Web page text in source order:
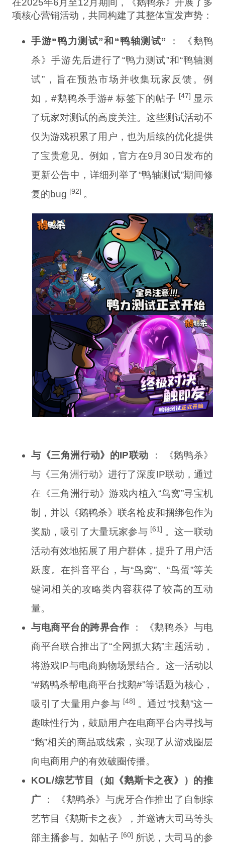
项核心营销活动，共同构建了其整体宣发声势：
手游“鸭力测试”和“鸭轴测试”
： 《鹅鸭
杀》手游先后进行了“鸭力测试”和“鸭轴测
试”，旨在预热市场并收集玩家反馈。例
如，#鹅鸭杀手游# 标签下的帖子 [47] 显示
了玩家对测试的高度关注。这些测试活动不
仅为游戏积累了用户，也为后续的优化提供
了宝贵意见。例如，官方在9月30日发布的
更新公告中，详细列举了“鸭轴测试”期间修
复的bug [92] 。
与《三角洲行动》的IP联动
： 《鹅鸭杀》
与《三角洲行动》进行了深度IP联动，通过
在《三角洲行动》游戏内植入“鸟窝”寻宝机
制，并以《鹅鸭杀》联名枪皮和捆绑包作为
奖励，吸引了大量玩家参与 [61] 。这一联动
活动有效地拓展了用户群体，提升了用户活
跃度。在抖音平台，与“鸟窝”、“鸟蛋”等关
键词相关的攻略类内容获得了较高的互动
量。
与电商平台的跨界合作
： 《鹅鸭杀》与电
商平台联合推出了“全网抓大鹅”主题活动，
将游戏IP与电商购物场景结合。这一活动以
“#鹅鸭杀帮电商平台找鹅#”等话题为核心，
吸引了大量用户参与 [48] 。通过“找鹅”这一
趣味性行为，鼓励用户在电商平台内寻找与
“鹅”相关的商品或线索，实现了从游戏圈层
向电商用户的有效破圈传播。
KOL/综艺节目（如《鹅斯卡之夜》）的推
广
： 《鹅鸭杀》与虎牙合作推出了自制综
艺节目《鹅斯卡之夜》，并邀请大司马等头
部主播参与。如帖子 [60] 所说，大司马的参